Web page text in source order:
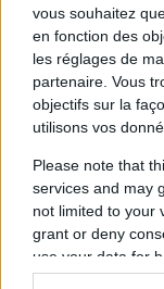
vous souhaitez
en fonction des
les réglages de
partenaire. Vous
objectifs sur la
utilisons vos
Please note that
services and may
not limited to your
grant or deny
use your data for
consent section.
Vous
combats